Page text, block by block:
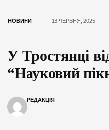
НОВИНИ 18 ЧЕРВНЯ, 2025
У Тростянці
“Науковий
РЕДАКЦІЯ